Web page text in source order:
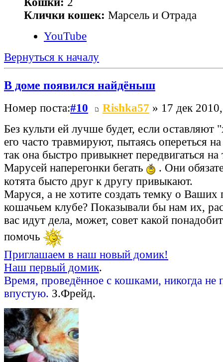
Клички кошек: Марсель и Отрада
YouTube
Вернуться к началу
В доме появился найдёныш
Номер поста:#10 Rishka57 » 17 дек
Без культи ей лучше будет, если оставляют
его часто травмируют, пытаясь опереться
так она быстро привыкнет передвигаться
Марусей наперегонки бегать
. Они
котята бысто друг к другу привыкают.
Маруся, а не хотите создать темку о
кошачьем клубе? Показывали бы нам их,
вас идут дела, может, совет какой
помочь
Приглашаем в наш новый домик!
Наш первый домик.
Время, проведённое с кошками, никогда не
впустую. З.Фрейд.